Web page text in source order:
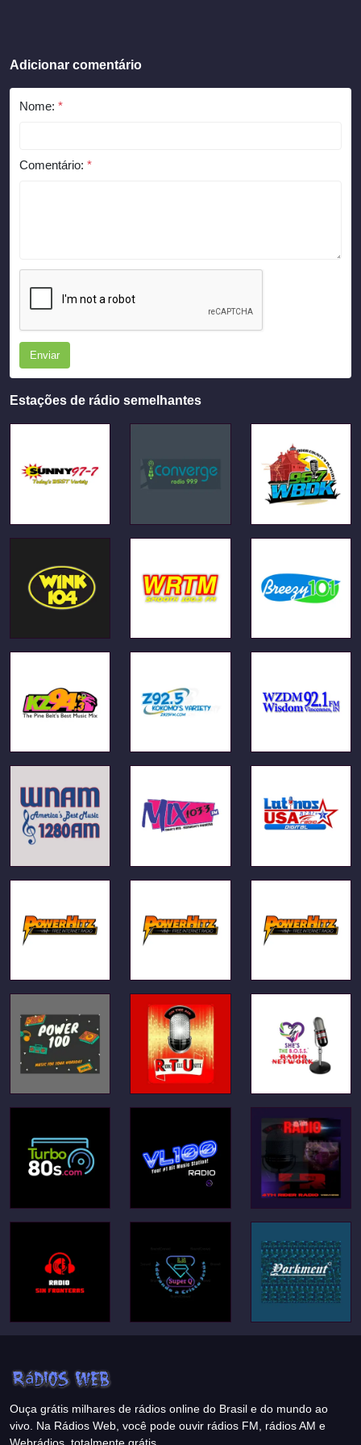
Adicionar comentário
Nome: *
Comentário: *
Enviar
Estações de rádio semelhantes
Ouça grátis milhares de rádios online do Brasil e do mundo ao
vivo. Na Rádios Web, você pode ouvir rádios FM, rádios AM e